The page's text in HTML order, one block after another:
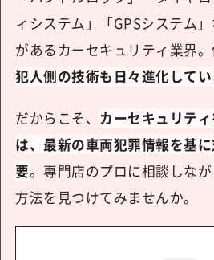
ィシステム」「GPSシステム
があるカーセキュリティ業界
犯人側の技術も日々進化して
だからこそ、 カーセキュリテ
は、最新の車両犯罪情報を基
要。専門店のプロに相談しな
方法を見つけてみませんか。